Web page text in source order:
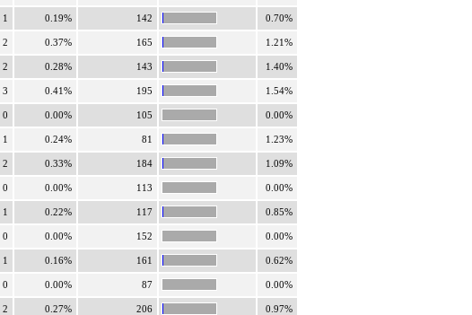
1 0.19% 142 0.70%
2 0.37% 165 1.21%
2 0.28% 143 1.40%
3 0.41% 195 1.54%
0 0.00% 105 0.00%
1 0.24% 81 1.23%
2 0.33% 184 1.09%
0 0.00% 113 0.00%
1 0.22% 117 0.85%
0 0.00% 152 0.00%
1 0.16% 161 0.62%
0 0.00% 87 0.00%
2 0.27% 206 0.97%